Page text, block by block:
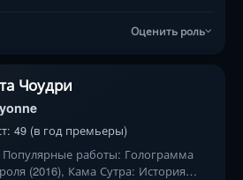
Оценить роль
Чоудри
49 (в год премьеры)
Популярные работы: Голограмма
(2016), Кама Сутра: История